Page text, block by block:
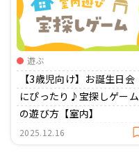
遊ぶ
【3歳児向け】お誕生日会
にぴったり♪宝探しゲーム
の遊び方【室内】
2025.12.16